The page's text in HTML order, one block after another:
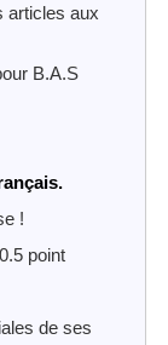
articles aux
B.A.S
!
point
de ses